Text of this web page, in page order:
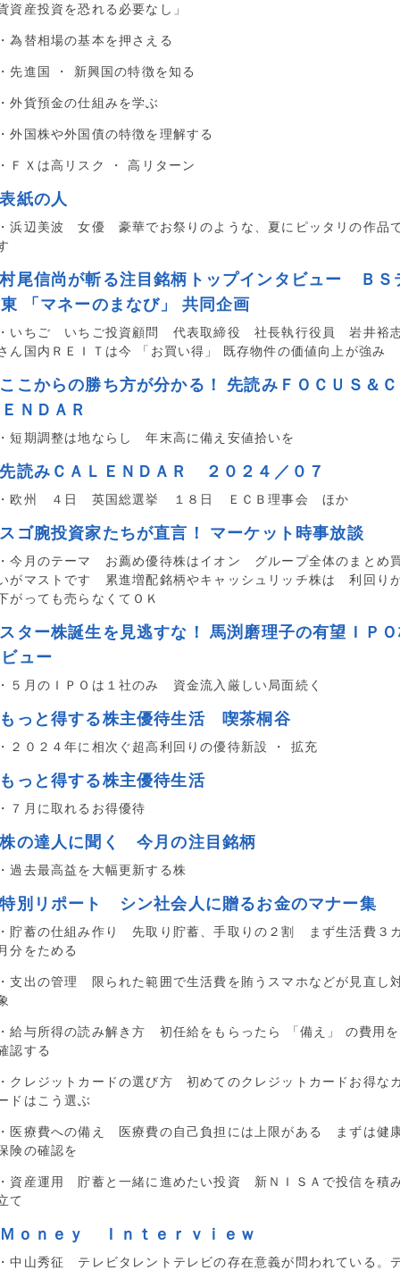
資産投資を恐れる必要なし」
為替相場の基本を押さえる
先進国 ・ 新興国の特徴を知る
外貨預金の仕組みを学ぶ
外国株や外国債の特徴を理解する
ＦＸは高リスク ・ 高リターン
紙の人
浜辺美波 女優 豪華でお祭りのような、夏にピッタリの作品
尾信尚が斬る注目銘柄トップインタビュー ＢＳ
「マネーのまなび」 共同企画
いちご いちご投資顧問 代表取締役 社長執行役員 岩井裕
ん国内ＲＥＩＴは今 「お買い得」 既存物件の価値向上が強み
こからの勝ち方が分かる！ 先読みＦＯＣＵＳ＆Ｃ
ＮＤＡＲ
短期調整は地ならし 年末高に備え安値拾いを
読みＣＡＬＥＮＤＡＲ ２０２４／０７
欧州 ４日 英国総選挙 １８日 ＥＣＢ理事会 ほか
ゴ腕投資家たちが直言！ マーケット時事放談
今月のテーマ お薦め優待株はイオン グループ全体のまとめ
がマストです 累進増配銘柄やキャッシュリッチ株は 利回り
がっても売らなくてＯＫ
ター株誕生を見逃すな！ 馬渕磨理子の有望ＩＰ
ュー
５月のＩＰＯは１社のみ 資金流入厳しい局面続く
っと得する株主優待生活 喫茶桐谷
２０２４年に相次ぐ超高利回りの優待新設 ・ 拡充
っと得する株主優待生活
７月に取れるお得優待
の達人に聞く 今月の注目銘柄
過去最高益を大幅更新する株
別リポート シン社会人に贈るお金のマナー集
貯蓄の仕組み作り 先取り貯蓄、手取りの２割 まず生活費３カ
分をためる
支出の管理 限られた範囲で生活費を賄うスマホなどが見直し
給与所得の読み解き方 初任給をもらったら 「備え」 の費用を
認する
クレジットカードの選び方 初めてのクレジットカードお得なカ
ドはこう選ぶ
医療費への備え 医療費の自己負担には上限がある まずは健
険の確認を
資産運用 貯蓄と一緒に進めたい投資 新ＮＩＳＡで投信を積
て
ｏｎｅｙ Ｉｎｔｅｒｖｉｅｗ
中山秀征 テレビタレントテレビの存在意義が問われている。